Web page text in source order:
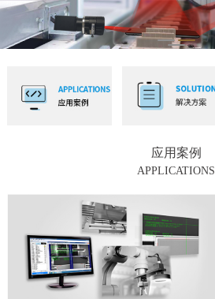
应用案例
APPLICATIONS